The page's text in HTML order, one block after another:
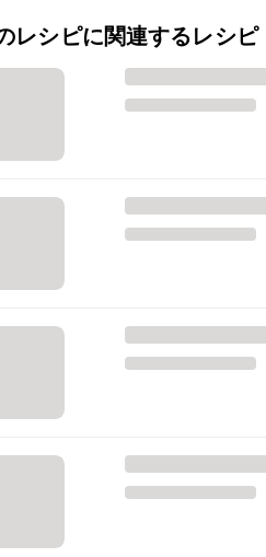
レシピに関連するレシピ